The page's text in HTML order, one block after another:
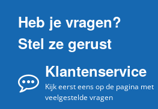
Heb je vragen?
Stel ze gerust
Klantenservice
Kijk eerst eens op de pagina met
veelgestelde vragen